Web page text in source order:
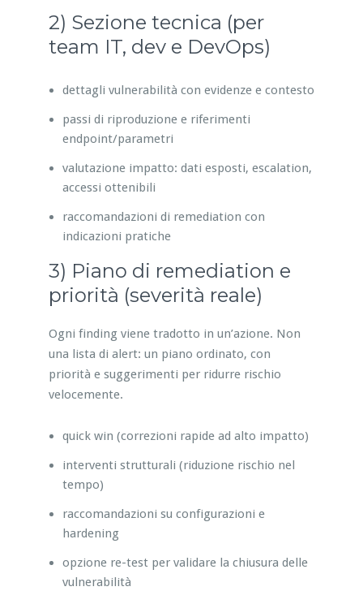
2) Sezione tecnica (per
team IT, dev e DevOps)
dettagli vulnerabilità con evidenze e contesto
passi di riproduzione e riferimenti
endpoint/parametri
valutazione impatto: dati esposti, escalation,
accessi ottenibili
raccomandazioni di remediation con
indicazioni pratiche
3) Piano di remediation e
priorità (severità reale)
Ogni finding viene tradotto in un’azione. Non
una lista di alert: un piano ordinato, con
priorità e suggerimenti per ridurre rischio
velocemente.
quick win (correzioni rapide ad alto impatto)
interventi strutturali (riduzione rischio nel
tempo)
raccomandazioni su configurazioni e
hardening
opzione re-test per validare la chiusura delle
vulnerabilità